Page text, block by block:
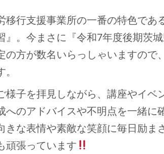
移行支援事業所の一番の特色であ
』。今まさに『令和7年度後期茨
の方が数名いらっしゃいますので
様子を拝見しながら、講座やイベ
へのアドバイスや不明点を一緒に
きな表情や素敵な笑顔に毎日励ま
頑張っています